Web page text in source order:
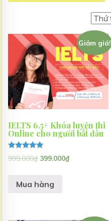
Giảm giá!
IELTS 6.5+ Khóa luyện thi
Online cho người bắt đầu
Được xếp
hạng
999.000₫ 399.000₫
Mua hàng